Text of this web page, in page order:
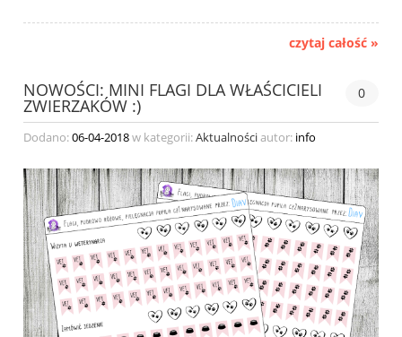
czytaj całość »
NOWOŚCI: MINI FLAGI DLA WŁAŚCICIELI
ZWIERZAKÓW :)
0
Dodano:06-04-2018w kategorii:Aktualnościautor: info